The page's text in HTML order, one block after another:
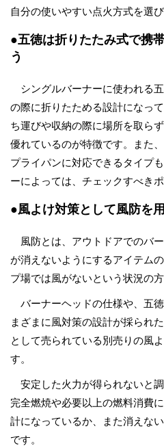
自分の使いやすい点火方式を選び
●五徳は折りたたみ式で携
う
シングルバーナーに使われる
の際に折りたためる設計になっ
ち運びや収納の際に場所を取ら
優れているのが特徴です。また
プライパンに対応できるタイプ
ーによっては、チェックすべき
●風よけ対策として風防を
風防とは、アウトドアでのバ
が消えないようにするアイテム
プ場では風がないという状況の
バーナーヘッドの仕様や、五
まざまに風対策の設計が採られ
として売られている別売りの風
す。
安定した火力が得られないと
完全燃焼や必要以上の燃料消費
計になっているか、また消えな
です。